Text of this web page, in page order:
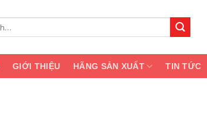
GIỚI THIỆU HÃNG SẢN XUẤT TIN TỨC